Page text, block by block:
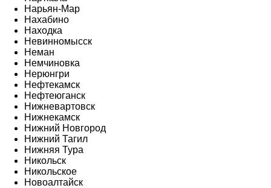
Нарьян-Мар
Нахабино
Находка
Невинномысск
Неман
Немчиновка
Нерюнгри
Нефтекамск
Нефтеюганск
Нижневартовск
Нижнекамск
Нижний Новгород
Нижний Тагил
Нижняя Тура
Никольск
Никольское
Новоалтайск